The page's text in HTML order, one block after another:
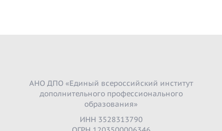
АНО ДПО «Единый всероссийский институт
дополнительного профессионального
образования»
ИНН 3528313790